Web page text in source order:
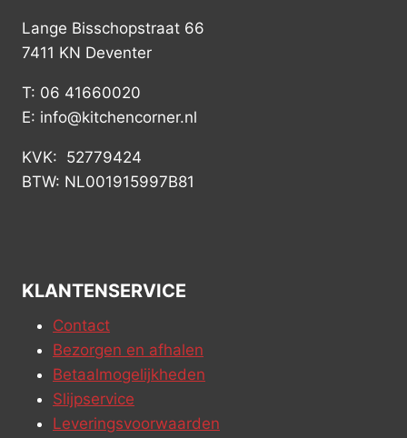
Lange Bisschopstraat 66
7411 KN Deventer
T: 06 41660020
E: info@kitchencorner.nl
KVK: 52779424
BTW: NL001915997B81
KLANTENSERVICE
Contact
Bezorgen en afhalen
Betaalmogelijkheden
Slijpservice
Leveringsvoorwaarden